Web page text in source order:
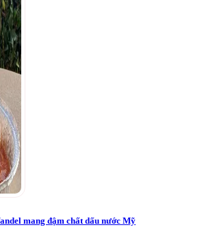
mang đậm chất dấu nước Mỹ